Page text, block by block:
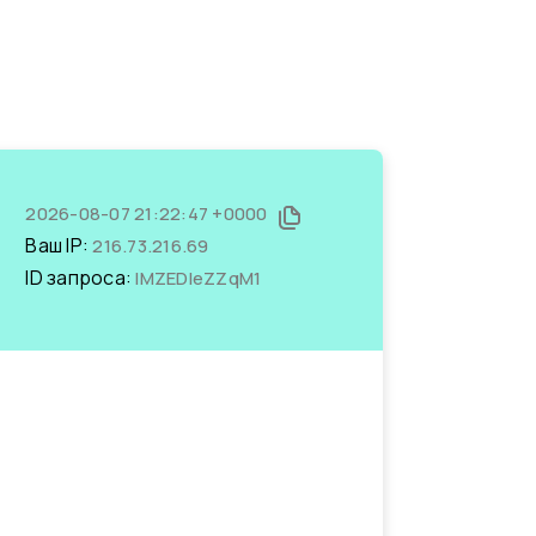
2026-08-07 21:22:47 +0000
Ваш IP:216.73.216.69
ID запроса:lMZEDleZZqM1